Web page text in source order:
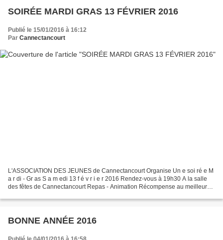
SOIRÉE MARDI GRAS 13 FÉVRIER 2016
Publié le 15/01/2016 à 16:12
Par Cannectancourt
L'ASSOCIATION DES JEUNES de Cannectancourt Organise Un e soi ré e M
a r di - Gr as S a m edi 13 f é v r i e r 2016 Rendez-vous à 19h30 A la salle
des fêtes de Cannectancourt Repas - Animation Récompense au meilleur
BONNE ANNÉE 2016